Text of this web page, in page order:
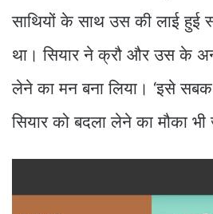
साथियों के साथ उस की लाई हुई
था। सियार ने क्रौ और उस के
लेने का मन बना लिया। ‘इसे सबक
सियार को बदला लेने का मौका भी